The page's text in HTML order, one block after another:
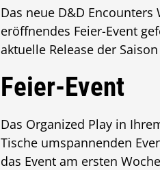
Das neue D&D
eröffnendes Feier-Event
aktuelle Release der
Feier-Event
Das Organized Play in
Tische umspannenden
das Event am ersten